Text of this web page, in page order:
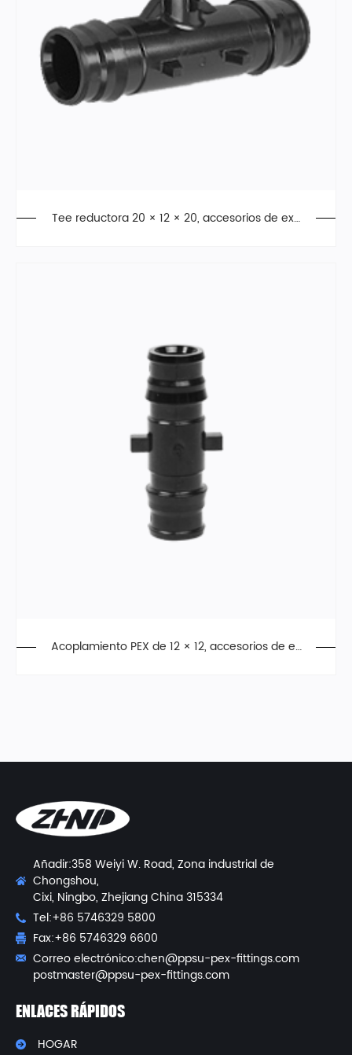
Tee reductora 20 × 12 × 20, accesorios de exp
Acoplamiento PEX de 12 × 12, accesorios de ex
Añadir:358 Weiyi W. Road, Zona industrial de
Chongshou,
Cixi, Ningbo, Zhejiang China 315334
Tel:+86 5746329 5800
Fax:+86 5746329 6600
Correo electrónico:chen@ppsu-pex-fittings.com
postmaster@ppsu-pex-fittings.com
ENLACES RÁPIDOS
HOGAR